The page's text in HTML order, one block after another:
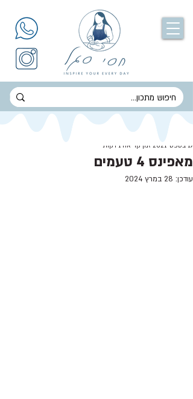
מאפינס 4 טעמים
19 בספט׳ 2021
זמן קריאה 1 דקות
עודכן: 28 במרץ 2024